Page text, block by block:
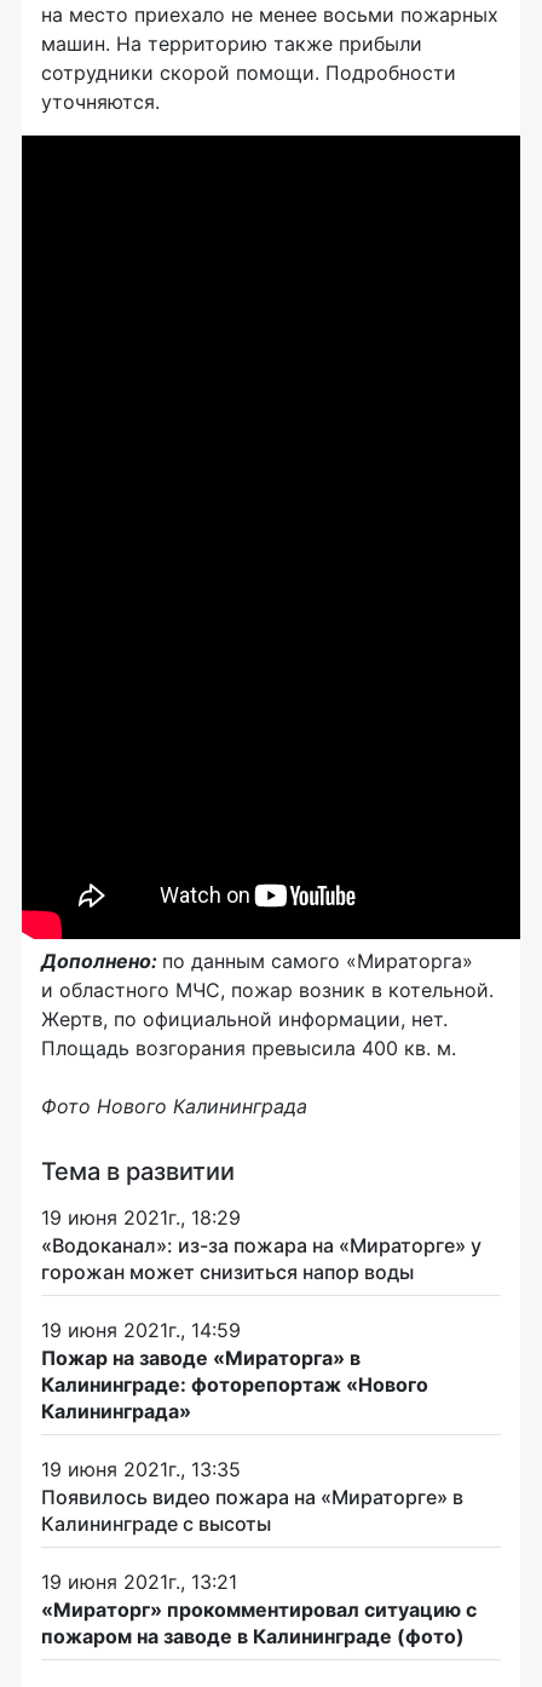
на место приехало не менее восьми пожарных
машин. На территорию также прибыли
сотрудники скорой помощи. Подробности
уточняются.
Дополнено: по данным самого «Мираторга»
и областного МЧС, пожар возник в котельной.
Жертв, по официальной информации, нет.
Площадь возгорания превысила 400 кв. м.
Фото Нового Калининграда
Тема в развитии
19 июня 2021г., 18:29
«Водоканал»: из-за пожара на «Мираторге» у
горожан может снизиться напор воды
19 июня 2021г., 14:59
Пожар на заводе «Мираторга» в
Калининграде: фоторепортаж «Нового
Калининграда»
19 июня 2021г., 13:35
Появилось видео пожара на «Мираторге» в
Калининграде с высоты
19 июня 2021г., 13:21
«Мираторг» прокомментировал ситуацию с
пожаром на заводе в Калининграде (фото)